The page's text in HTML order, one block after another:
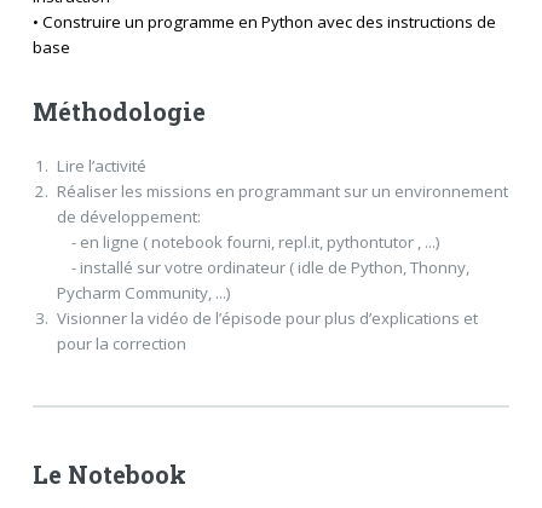
• Construire un programme en Python avec des instructions de
base
Méthodologie
Lire l’activité
Réaliser les missions en programmant sur un environnement
de développement:
- en ligne ( notebook fourni, repl.it, pythontutor , ...)
- installé sur votre ordinateur ( idle de Python, Thonny,
Pycharm Community, ...)
Visionner la vidéo de l’épisode pour plus d’explications et
pour la correction
Le Notebook